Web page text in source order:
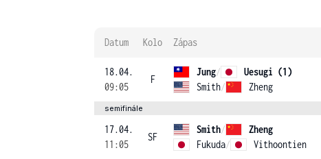
Datum Kolo Zápas
18.04.
09:05
F
Jung/
Uesugi (1)
Smith/ Zheng
semifinále
17.04.
11:05
SF
Smith/
Zheng
Fukuda/ Vithoontien